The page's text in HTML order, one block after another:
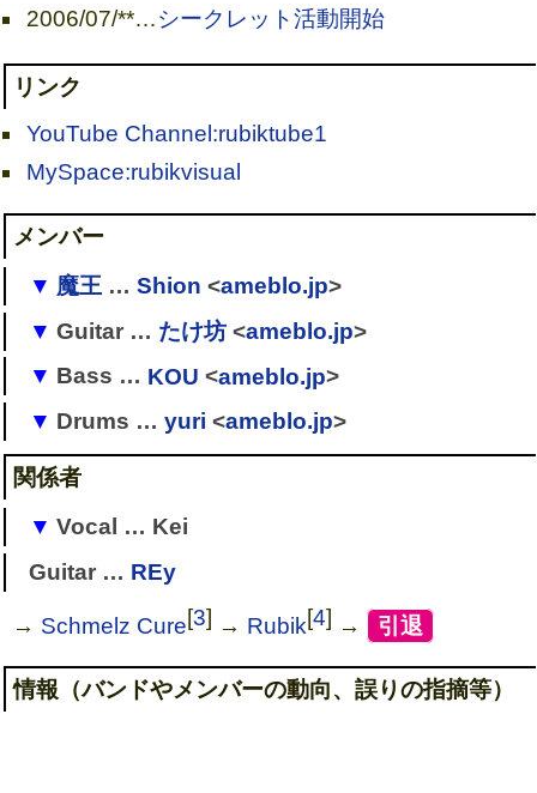
2006/07/**…シークレット活動開始
リンク
YouTube Channel:rubiktube1
MySpace:rubikvisual
メンバー
魔王 … Shion <ameblo.jp>
→ Ur
→Rubik (Gu.→Vo.)→
TesЯoa
Guitar … たけ坊<ameblo.jp>
→ 涼-ryo-
→Rubik →
TesЯoa
→SOCIAL SLAVE!
Bass … KOU <ameblo.jp>
→ Jazzy
→Rubik→TesЯoa(KOU)
→Re:My BACTERIA HEAT ISLAND
ガサコウモリ)
Drums … yuri <ameblo.jp>
→ 侍-samurai-
関係者
Vocal … Kei
→Rubik (kenichi
Guitar … REy
→ Schmelz Cure[3] → Rubik[4] → 引退
情報（バンドやメンバーの動向、誤りの指摘等）